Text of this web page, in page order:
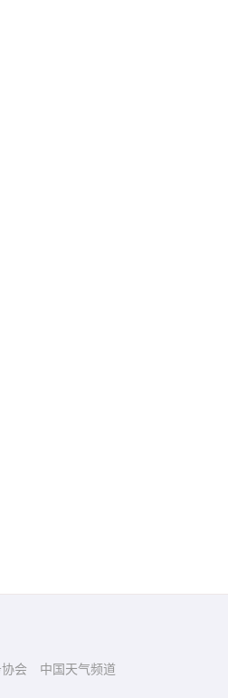
会 中国天气频道